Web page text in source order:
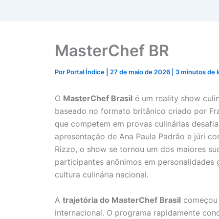
MasterChef BR
Por Portal Índice 27 de maio de 2026 3 minutos de
O MasterChef Brasil é um reality show
baseado no formato britânico criado por
que competem em provas culinárias
apresentação de Ana Paula Padrão e júri
Rizzo, o show se tornou um dos maiores
participantes anônimos em
cultura culinária nacional.
A trajetória do MasterChef Brasil
internacional. O programa rapidamente